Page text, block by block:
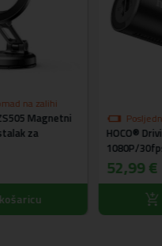
na zalihi
Magnetni
za
HOCO®
1080P/
52,99 €